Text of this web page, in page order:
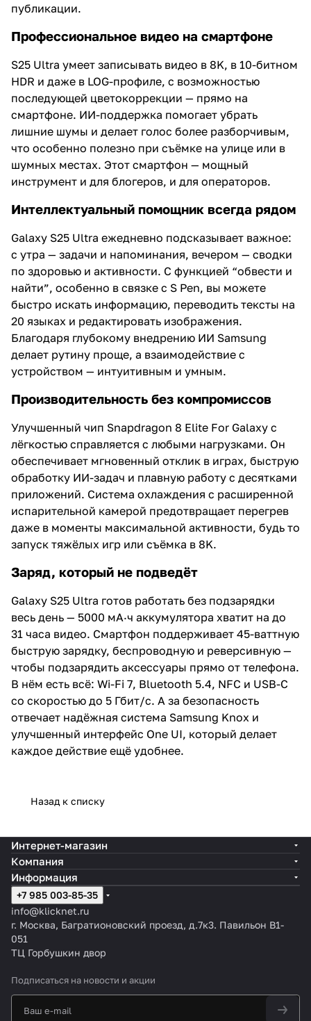
публикации.
Профессиональное видео на смартфоне
S25 Ultra умеет записывать видео в 8K, в 10-битном
HDR и даже в LOG-профиле, с возможностью
последующей цветокоррекции — прямо на
смартфоне. ИИ-поддержка помогает убрать
лишние шумы и делает голос более разборчивым,
что особенно полезно при съёмке на улице или в
шумных местах. Этот смартфон — мощный
инструмент и для блогеров, и для операторов.
Интеллектуальный помощник всегда рядом
Galaxy S25 Ultra ежедневно подсказывает важное:
с утра — задачи и напоминания, вечером — сводки
по здоровью и активности. С функцией “обвести и
найти”, особенно в связке с S Pen, вы можете
быстро искать информацию, переводить тексты на
20 языках и редактировать изображения.
Благодаря глубокому внедрению ИИ Samsung
делает рутину проще, а взаимодействие с
устройством — интуитивным и умным.
Производительность без компромиссов
Улучшенный чип Snapdragon 8 Elite For Galaxy с
лёгкостью справляется с любыми нагрузками. Он
обеспечивает мгновенный отклик в играх, быструю
обработку ИИ-задач и плавную работу с десятками
приложений. Система охлаждения с расширенной
испарительной камерой предотвращает перегрев
даже в моменты максимальной активности, будь то
запуск тяжёлых игр или съёмка в 8K.
Заряд, который не подведёт
Galaxy S25 Ultra готов работать без подзарядки
весь день — 5000 мА·ч аккумулятора хватит на до
31 часа видео. Смартфон поддерживает 45-ваттную
быструю зарядку, беспроводную и реверсивную —
чтобы подзарядить аксессуары прямо от телефона.
В нём есть всё: Wi-Fi 7, Bluetooth 5.4, NFC и USB-C
со скоростью до 5 Гбит/с. А за безопасность
отвечает надёжная система Samsung Knox и
улучшенный интерфейс One UI, который делает
каждое действие ещё удобнее.
Назад к списку
Интернет-магазин
Компания
Информация
+7 985 003-85-35
info@klicknet.ru
г. Москва, Багратионовский проезд, д.7к3. Павильон B1-
051
ТЦ Горбушкин двор
Подписаться на новости и акции